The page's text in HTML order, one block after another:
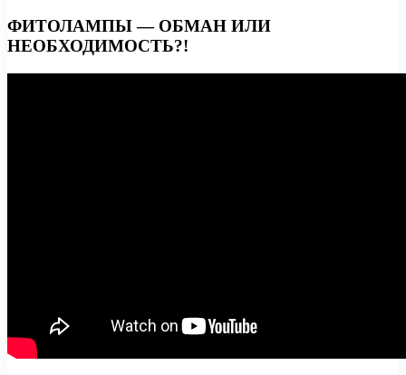
ФИТОЛАМПЫ — ОБМАН ИЛИ
НЕОБХОДИМОСТЬ?!